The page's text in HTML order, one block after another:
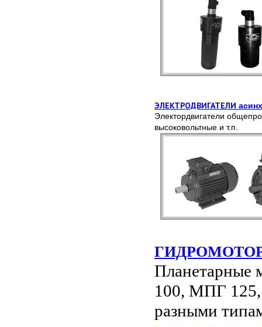
ЭЛЕКТРОДВИГАТЕЛИ
Электордвигатели
высоковольтные и т.п.
Планетарные
100, МПГ
разными